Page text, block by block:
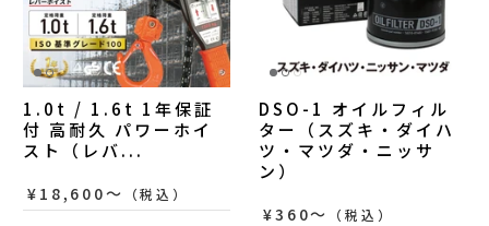
1.0t / 1.6t 1年保証
付 高耐久 パワーホイ
スト（レバ...
¥18,600〜 （税込）
DSO-1 オイルフィル
ター（スズキ・ダイハ
ツ・マツダ・ニッサ
ン）
¥360〜 （税込）